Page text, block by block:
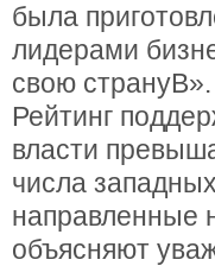
была
лидерами
свою странуВ».
Рейтинг
власти
числа
направленные
объясняют